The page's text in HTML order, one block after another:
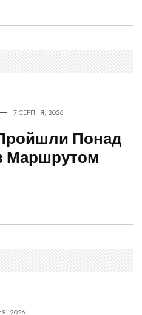
7 СЕРПНЯ, 2026
Понад
Маршрутом
2026